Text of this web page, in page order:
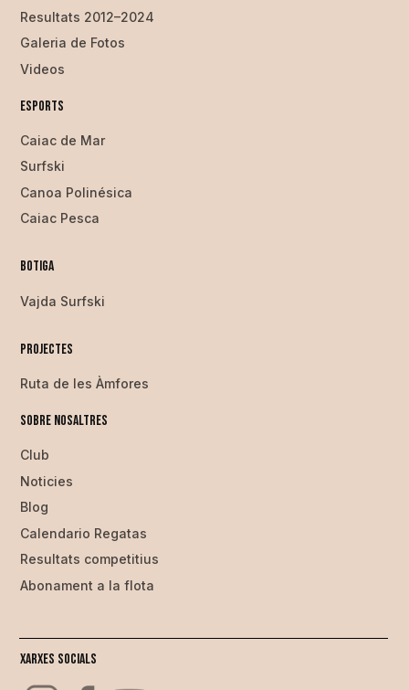
Resultats 2012–2024
Galeria de Fotos
Videos
Esports
Caiac de Mar
Surfski
Canoa Polinésica
Caiac Pesca
Botiga
Vajda Surfski
Projectes
Ruta de les Àmfores
Sobre nosaltres
Club
Noticies
Blog
Calendario Regatas
Resultats competitius
Abonament a la flota
Xarxes Socials